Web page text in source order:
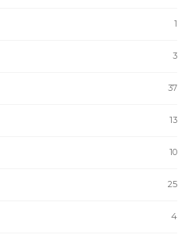
1
3
37
13
10
25
4